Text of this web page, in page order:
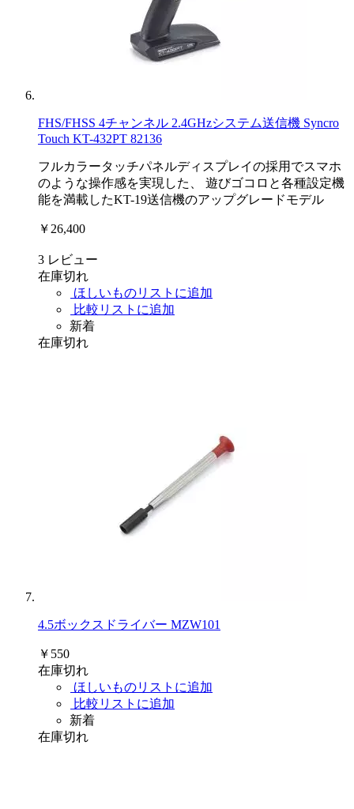
FHS/FHSS 4チャンネル 2.4GHzシステム送信機 Syncro
Touch KT-432PT 82136
フルカラータッチパネルディスプレイの採用でスマホ
のような操作感を実現した、 遊びゴコロと各種設定機
能を満載したKT-19送信機のアップグレードモデル
￥26,400
3 レビュー
在庫切れ
ほしいものリストに追加
比較リストに追加
新着
在庫切れ
4.5ボックスドライバー MZW101
￥550
在庫切れ
ほしいものリストに追加
比較リストに追加
新着
在庫切れ